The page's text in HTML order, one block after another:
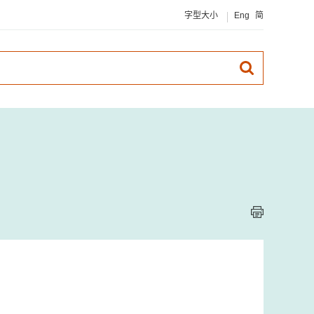
字型大小 Eng 简